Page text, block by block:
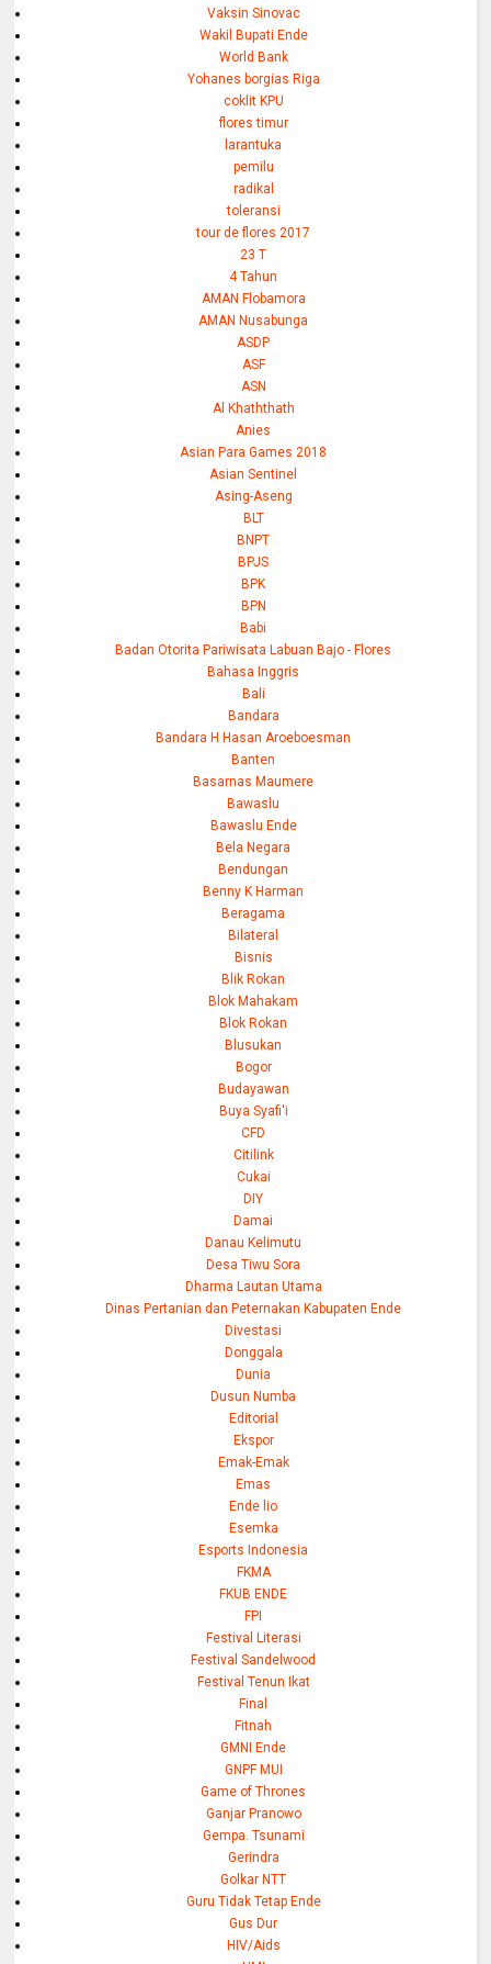
Vaksin Sinovac
Wakil Bupati Ende
World Bank
Yohanes borgias Riga
coklit KPU
flores timur
larantuka
pemilu
radikal
toleransi
tour de flores 2017
23 T
4 Tahun
AMAN Flobamora
AMAN Nusabunga
ASDP
ASF
ASN
Al Khaththath
Anies
Asian Para Games 2018
Asian Sentinel
Asing-Aseng
BLT
BNPT
BPJS
BPK
BPN
Babi
Badan Otorita Pariwisata Labuan Bajo - Flores
Bahasa Inggris
Bali
Bandara
Bandara H Hasan Aroeboesman
Banten
Basarnas Maumere
Bawaslu
Bawaslu Ende
Bela Negara
Bendungan
Benny K Harman
Beragama
Bilateral
Bisnis
Blik Rokan
Blok Mahakam
Blok Rokan
Blusukan
Bogor
Budayawan
Buya Syafi'i
CFD
Citilink
Cukai
DIY
Damai
Danau Kelimutu
Desa Tiwu Sora
Dharma Lautan Utama
Dinas Pertanian dan Peternakan Kabupaten Ende
Divestasi
Donggala
Dunia
Dusun Numba
Editorial
Ekspor
Emak-Emak
Emas
Ende lio
Esemka
Esports Indonesia
FKMA
FKUB ENDE
FPI
Festival Literasi
Festival Sandelwood
Festival Tenun Ikat
Final
Fitnah
GMNI Ende
GNPF MUI
Game of Thrones
Ganjar Pranowo
Gempa. Tsunami
Gerindra
Golkar NTT
Guru Tidak Tetap Ende
Gus Dur
HIV/Aids